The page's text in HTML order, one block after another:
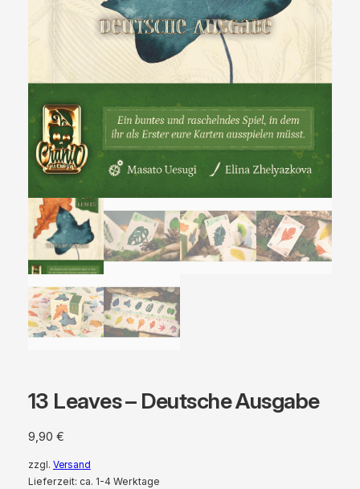
13 Leaves – Deutsche Ausgabe
9,90 €
zzgl. Versand
Lieferzeit: ca. 1-4 Werktage